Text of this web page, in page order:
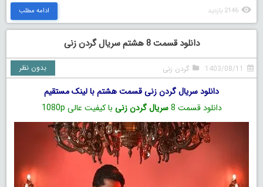
2146 بازدید ادامه مطلب
دانلود قسمت 8 هشتم سریال گردن زنی
1403/08/11 گردن زنی بدون نظر
دانلود سریال گردن زنی قسمت هشتم با لینک مستقیم
دانلود قسمت 8
سریال گردن زنی با کیفیت عالی 1080p